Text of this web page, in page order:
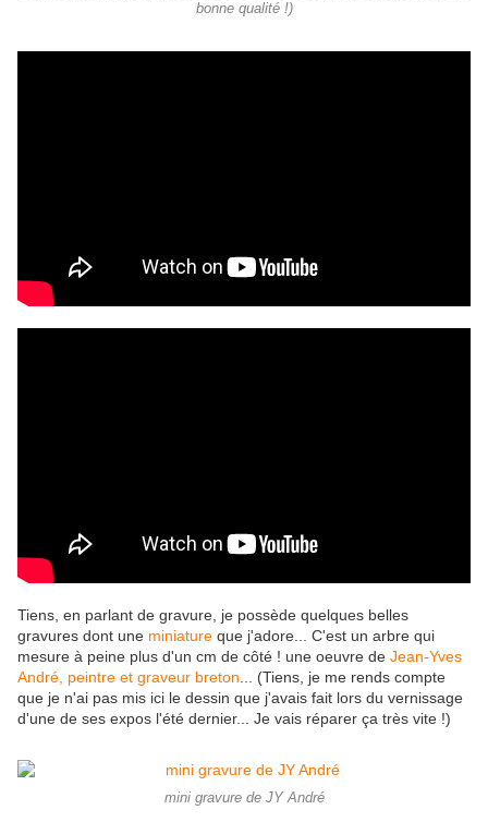
bonne qualité !)
Tiens, en parlant de gravure, je possède quelques belles
gravures dont une miniature que j'adore... C'est un arbre qui
mesure à peine plus d'un cm de côté ! une oeuvre de Jean-Yves
André, peintre et graveur breton ... (Tiens, je me rends compte
que je n'ai pas mis ici le dessin que j'avais fait lors du vernissage
d'une de ses expos l'été dernier... Je vais réparer ça très vite !)
mini gravure de JY André